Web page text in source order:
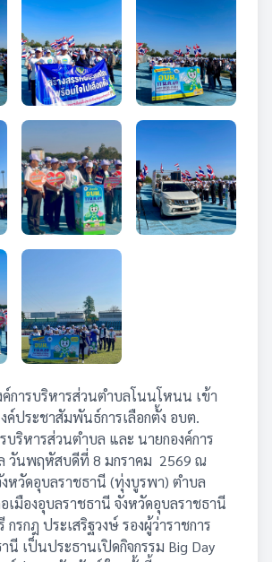
การบริหารส่วนตำบลโนนโหนน เข้า
ค์ประชาสัมพันธ์การเลือกตั้ง อบต.
บริหารส่วนตำบล และ นายกองค์การ
วันพฤหัสบดีที่ 8 มกราคม 2569 ณ
หวัดอุบลราชธานี (ทุ่งบูรพา) ตำบล
เมืองอุบลราชธานี จังหวัดอุบลราชธานี
กรกฎ ประเสริฐวงษ์ รองผู้ว่าราชการ
นี เป็นประธานเปิดกิจกรรม Big Day